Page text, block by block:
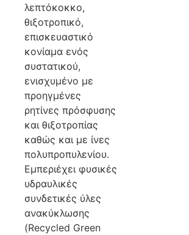
λεπτόκοκκο,
θιξοτροπικό,
επισκευαστικό
κονίαμα ενός
συστατικού,
ενισχυμένο με
προηγμένες
ρητίνες πρόσφυσης
και θιξοτροπίας
καθώς και με ίνες
πολυπροπυλενίου.
Εμπεριέχει φυσικές
υδραυλικές
συνδετικές ύλες
ανακύκλωσης
(Recycled Green